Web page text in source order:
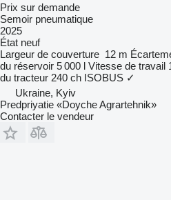
Prix sur demande
Semoir pneumatique
2025
État neuf
Largeur de couverture 12 m
du réservoir 5 000 l Vitesse de travail
du tracteur 240 ch ISOBUS ✓
Ukraine, Kyiv
Predpriyatie «Doyche Agrartehnik»
Contacter le vendeur